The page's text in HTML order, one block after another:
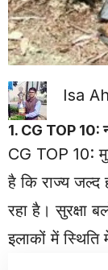
Isa
1. CG TOP 10:
CG TOP 10:
है कि राज्य जल्द
रहा है। सुरक्षा
इलाकों में